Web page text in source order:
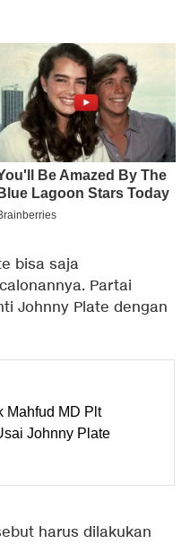
bisa saja
Partai
Johnny Plate dengan
Mahfud MD Plt
Johnny Plate
harus dilakukan